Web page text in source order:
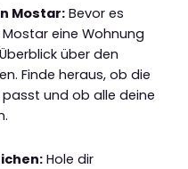
Mostar: Bevor es
eine Wohnung
über den
Finde heraus, ob die
und ob alle deine
Hole dir